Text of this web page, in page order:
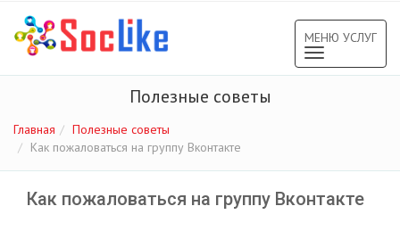
МЕНЮ УСЛУГ
navigation
Полезные советы
Главная
Полезные советы
Как пожаловаться на группу Вконтакте
Как пожаловаться на группу Вконтакте